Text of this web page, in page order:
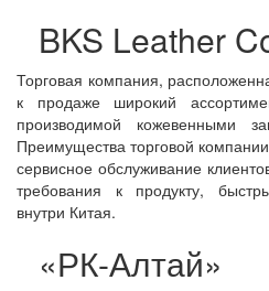
BKS Leather
Торговая компания,
к продаже широкий
производимой кожевенными
Преимущества торговой
сервисное обслуживание
требования к продукту,
внутри Китая.
«РК-Алтай»